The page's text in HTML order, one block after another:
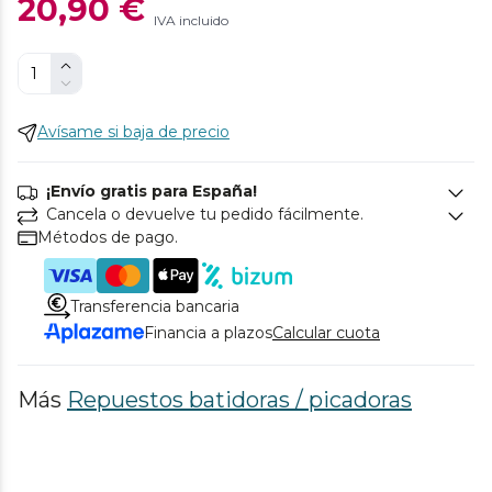
20,90 € IVA incluido
Avísame si baja de precio
¡Envío gratis para España!
Cancela o devuelve tu pedido fácilmente.
Métodos de pago.
Transferencia bancaria
Financia a plazosCalcular cuota
Más Repuestos batidoras / picadoras